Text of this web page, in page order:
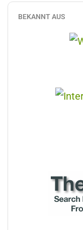
BEKANNT AUS